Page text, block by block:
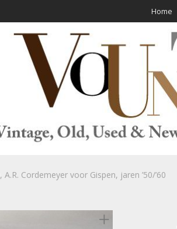
Home
A.R. Cordemeyer voor Gispen, jaren ’50/’60